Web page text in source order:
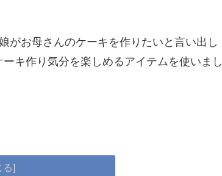
がお母さんのケーキを作りたいと言い出し
キ作り気分を楽しめるアイテムを使いまし